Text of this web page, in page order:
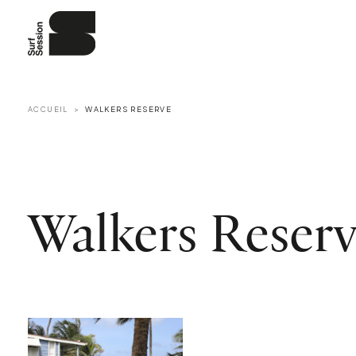
ACCUEIL WALKERS RESERVE
Walkers